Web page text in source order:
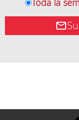
Toda la